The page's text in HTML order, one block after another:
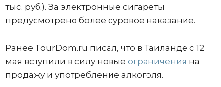
тыс. руб.). За электронные сигареты
предусмотрено более суровое наказание.
Ранее TourDom.ru писал, что в Таиланде с 12
мая вступили в силу новые ограничения на
продажу и употребление алкоголя.